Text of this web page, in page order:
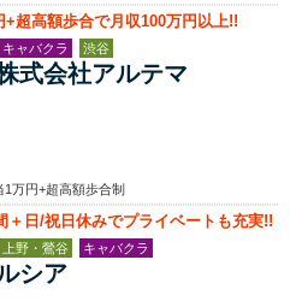
超高額歩合で月収100万円以上!!
キャバクラ 渋谷
式会社アルテマ
万円+超高額歩合制
＋日/祝日休みでプライベートも充実!!
上野・鶯谷 キャバクラ
シア